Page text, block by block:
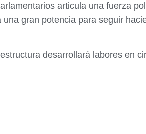
articula una fuerza
gran potencia para seguir
desarrollará labores en